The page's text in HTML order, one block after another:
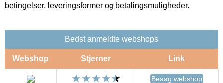
betingelser, leveringsformer og betalingsmuligheder.
Bedst anmeldte webshops
Webshop Stjerner Link
Besøg webshop